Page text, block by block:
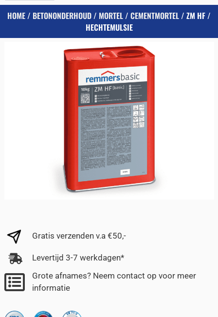
HOME/ BETONONDERHOUD/ MORTEL/ CEMENTMORTEL/ ZM HF /
HECHTEMULSIE
Gratis verzenden v.a €50,-
Levertijd 3-7 werkdagen*
Grote afnames? Neem contact op voor meer
informatie